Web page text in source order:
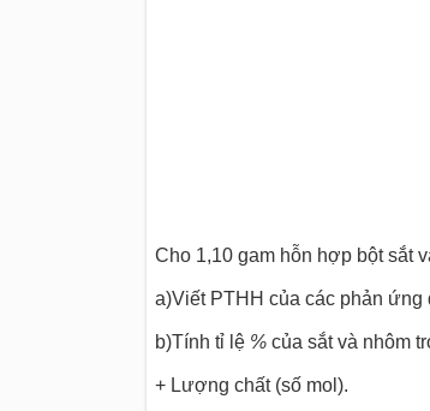
Cho 1,10 gam hỗn hợp bột sắt
a)Viết PTHH của các phản ứng
b)Tính tỉ lệ %của sắt và nhôm
+ Lượng chất (số mol).